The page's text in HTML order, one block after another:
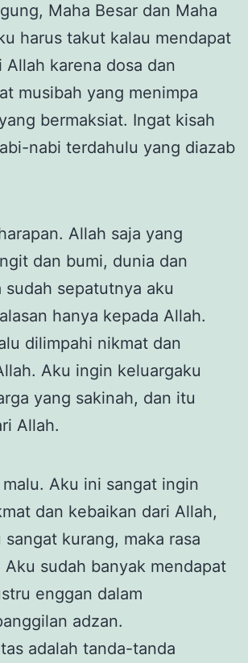
Maha Besar dan Maha
harus takut kalau mendapat
Allah karena dosa dan
musibah yang menimpa
bermaksiat. Ingat kisah
nabi terdahulu yang diazab
Allah saja yang
dan bumi, dunia dan
sudah sepatutnya aku
hanya kepada Allah.
dilimpahi nikmat dan
Aku ingin keluargaku
yang sakinah, dan itu
Allah.
malu. Aku ini sangat ingin
dan kebaikan dari Allah,
kurang, maka rasa
Aku sudah banyak mendapat
enggan dalam
adzan.
adalah tanda-tanda